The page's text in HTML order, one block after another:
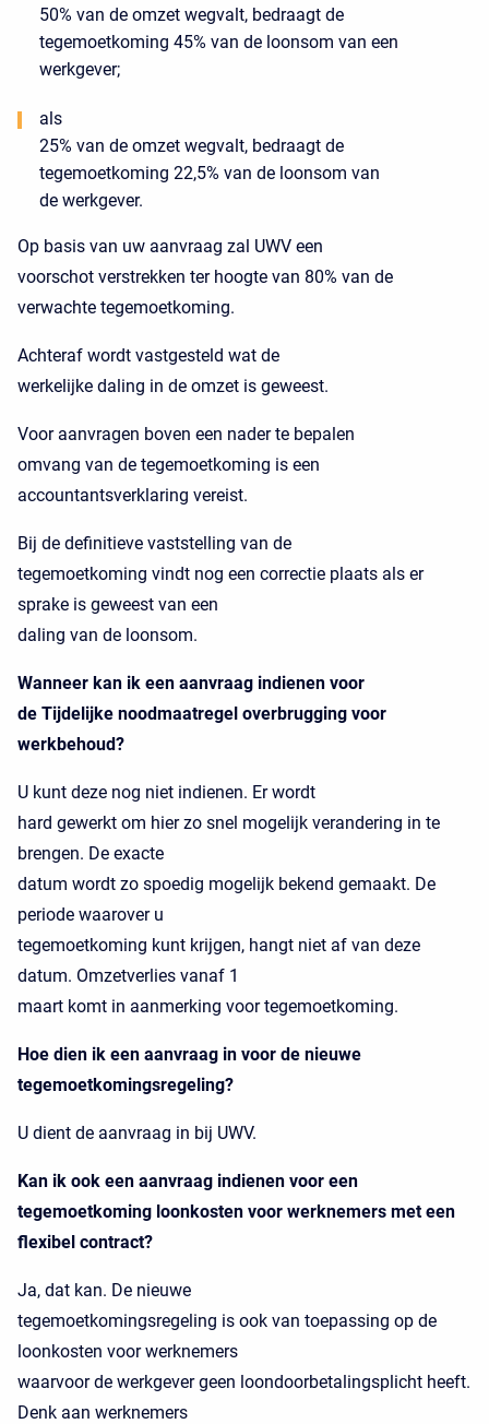
50% van de omzet wegvalt, bedraagt de
tegemoetkoming 45% van de loonsom van een
werkgever;
als
25% van de omzet wegvalt, bedraagt de
tegemoetkoming 22,5% van de loonsom van
de werkgever.
Op basis van uw aanvraag zal UWV een
voorschot verstrekken ter hoogte van 80% van de
verwachte tegemoetkoming.
Achteraf wordt vastgesteld wat de
werkelijke daling in de omzet is geweest.
Voor aanvragen boven een nader te bepalen
omvang van de tegemoetkoming is een
accountantsverklaring vereist.
Bij de definitieve vaststelling van de
tegemoetkoming vindt nog een correctie plaats als er
sprake is geweest van een
daling van de loonsom.
Wanneer kan ik een aanvraag indienen voor
de Tijdelijke noodmaatregel overbrugging voor
werkbehoud?
U kunt deze nog niet indienen. Er wordt
hard gewerkt om hier zo snel mogelijk verandering in te
brengen. De exacte
datum wordt zo spoedig mogelijk bekend gemaakt. De
periode waarover u
tegemoetkoming kunt krijgen, hangt niet af van deze
datum. Omzetverlies vanaf 1
maart komt in aanmerking voor tegemoetkoming.
Hoe dien ik een aanvraag in voor de nieuwe
tegemoetkomingsregeling?
U dient de aanvraag in bij UWV.
Kan ik ook een aanvraag indienen voor een
tegemoetkoming loonkosten voor werknemers met een
flexibel contract?
Ja, dat kan. De nieuwe
tegemoetkomingsregeling is ook van toepassing op de
loonkosten voor werknemers
waarvoor de werkgever geen loondoorbetalingsplicht heeft.
Denk aan werknemers